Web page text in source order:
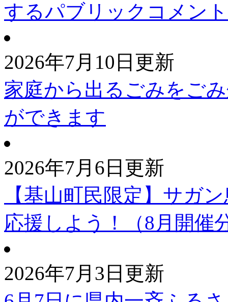
するパブリックコメン
2026年7月10日更新
家庭から出るごみをご
ができます
2026年7月6日更新
【基山町民限定】サガ
応援しよう！（8月開催
2026年7月3日更新